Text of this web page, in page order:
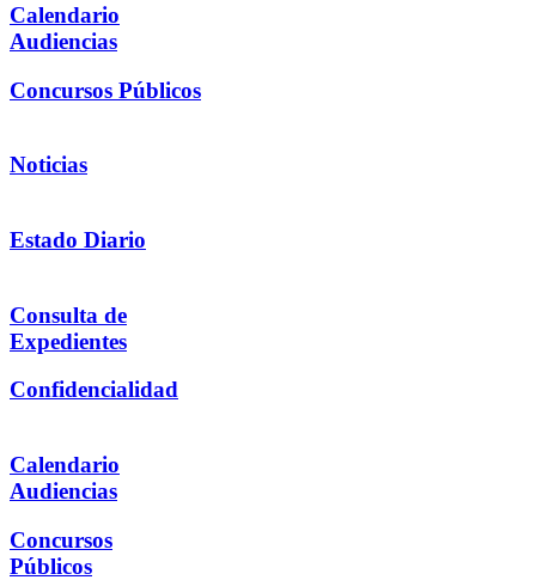
Calendario
Audiencias
Concursos Públicos
Noticias
Estado Diario
Consulta de
Expedientes
Confidencialidad
Calendario
Audiencias
Concursos
Públicos